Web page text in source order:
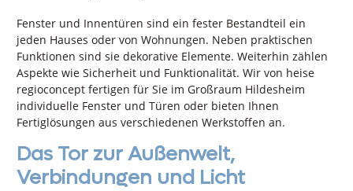
Fenster und Innentüren sind ein fester Bestandteil ein
jeden Hauses oder von Wohnungen. Neben praktischen
Funktionen sind sie dekorative Elemente. Weiterhin zählen
Aspekte wie Sicherheit und Funktionalität. Wir von heise
regioconcept fertigen für Sie im Großraum Hildesheim
individuelle Fenster und Türen oder bieten Ihnen
Fertiglösungen aus verschiedenen Werkstoffen an.
Das Tor zur Außenwelt,
Verbindungen und Licht